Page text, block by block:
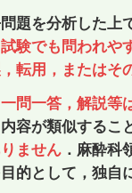
題を分析した上
験でも問われや
転用，または
問一答，解説等
容が類似するこ
ません．麻酔科
的として，独自